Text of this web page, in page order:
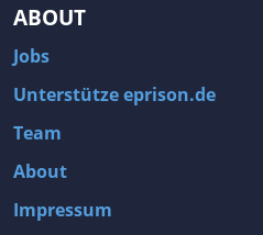
ABOUT
Jobs
Unterstütze eprison.de
Team
About
Impressum